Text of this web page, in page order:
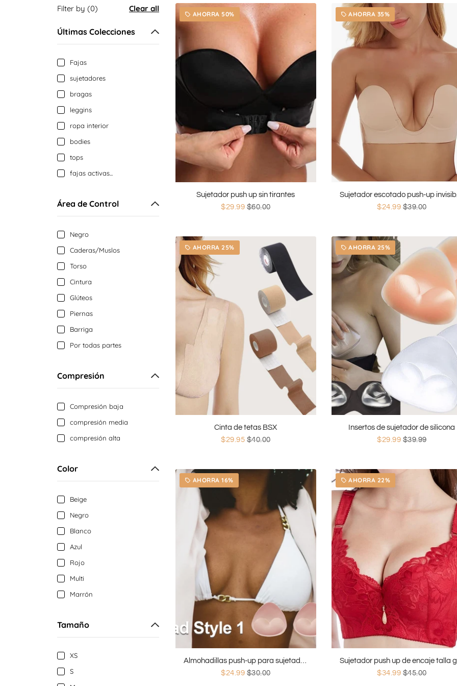
Filter by (0) Clear all
Últimas Colecciones
Fajas
sujetadores
bragas
leggins
ropa interior
bodies
tops
fajas activas...
Área de Control
Negro
Caderas/Muslos
Torso
Cintura
Glúteos
Piernas
Barriga
Por todas partes
Compresión
Compresión baja
compresión media
compresión alta
Color
Beige
Negro
Blanco
Azul
Rojo
Multi
Marrón
Tamaño
XS
S
local_offer AHORRA 50%
Sujetador push up sin tirantes
$29.99 $60.00
local_offer AHORRA 35%
Sujetador
$24.99 $39.00
local_offer AHORRA 25%
Cinta de tetas BSX
$29.95 $40.00
local_offer AHORRA 25%
Insertos de sujetador de silicona
$29.99 $39.99
local_offer AHORRA 16%
$24.99 $30.00
local_offer AHORRA 22%
$34.99 $45.00